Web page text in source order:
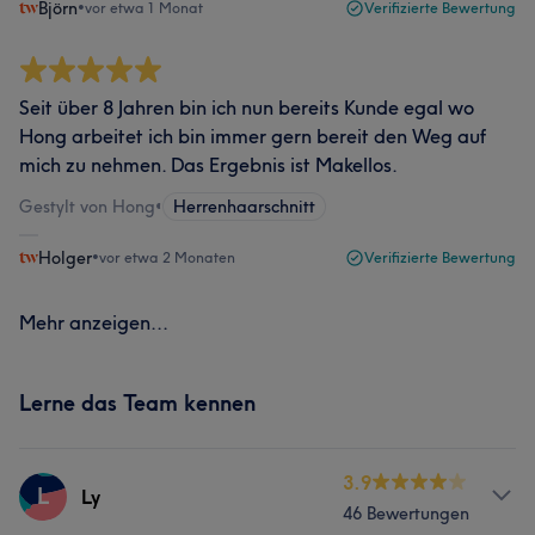
Björn•vor etwa 1 Monat Verifizierte Bewertung
Seit über 8 Jahren bin ich nun bereits Kunde egal wo
Hong arbeitet ich bin immer gern bereit den Weg auf
mich zu nehmen. Das Ergebnis ist Makellos.
Gestylt von Hong• Herrenhaarschnitt
Holger•vor etwa 2 Monaten Verifizierte Bewertung
Mehr anzeigen...
Lerne das Team kennen
L Ly
3.9
46 Bewertungen